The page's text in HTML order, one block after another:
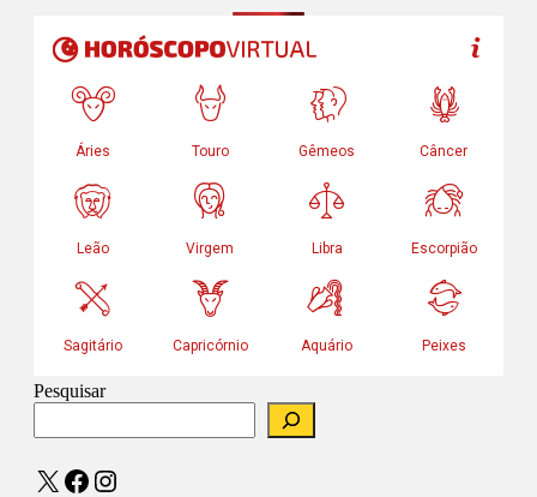
Pesquisar
X Facebook
Instagram